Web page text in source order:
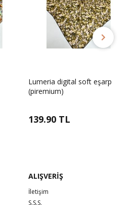
Lumeria digital soft eşarp
(piremium)
139.90 TL
ALIŞVERİŞ
İletişim
S.S.S.